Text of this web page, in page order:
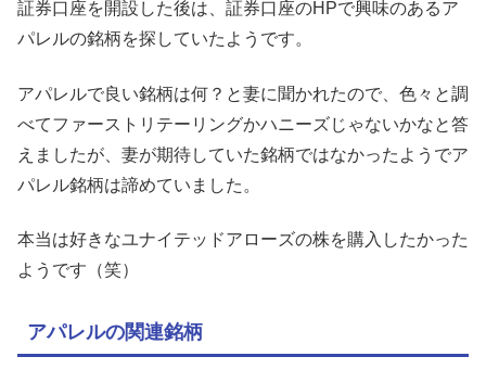
証券口座を開設した後は、証券口座のHPで興味のあるア
パレルの銘柄を探していたようです。
アパレルで良い銘柄は何？と妻に聞かれたので、色々と調
べてファーストリテーリングかハニーズじゃないかなと答
えましたが、妻が期待していた銘柄ではなかったようでア
パレル銘柄は諦めていました。
本当は好きなユナイテッドアローズの株を購入したかった
ようです（笑）
アパレルの関連銘柄